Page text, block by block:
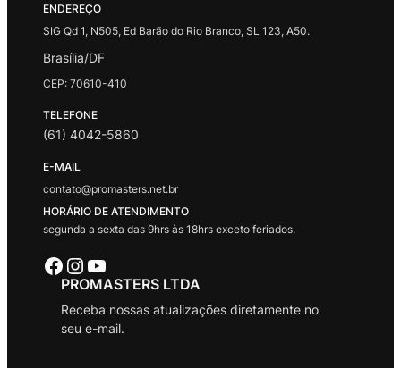
ENDEREÇO
SIG Qd 1, N505, Ed Barão do Rio Branco, SL 123, A50.
Brasília/DF
CEP: 70610-410
TELEFONE
(61) 4042-5860
E-MAIL
contato@promasters.net.br
HORÁRIO DE ATENDIMENTO
segunda a sexta das 9hrs às 18hrs exceto feriados.
Facebook Instagram Youtube
PROMASTERS LTDA
Receba nossas atualizações diretamente no
seu e-mail.